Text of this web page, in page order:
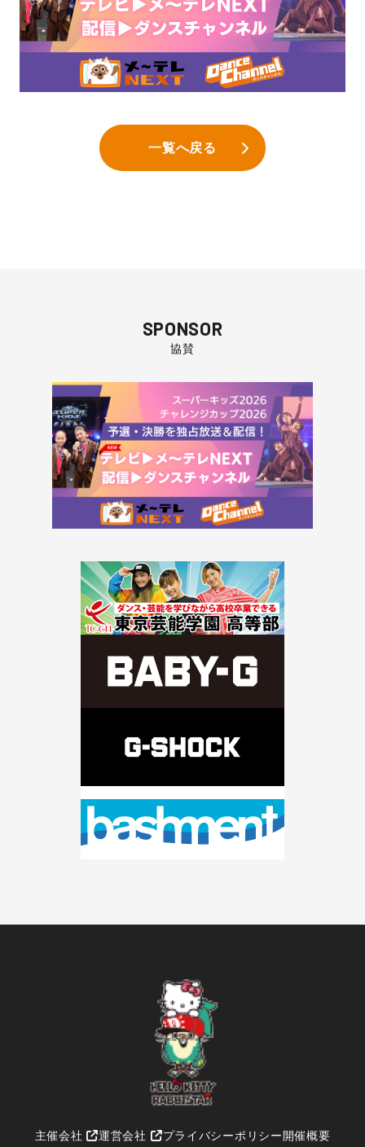
一覧へ戻る
SPONSOR
協賛
主催会社 運営会社 プライバシーポリシー開催概要